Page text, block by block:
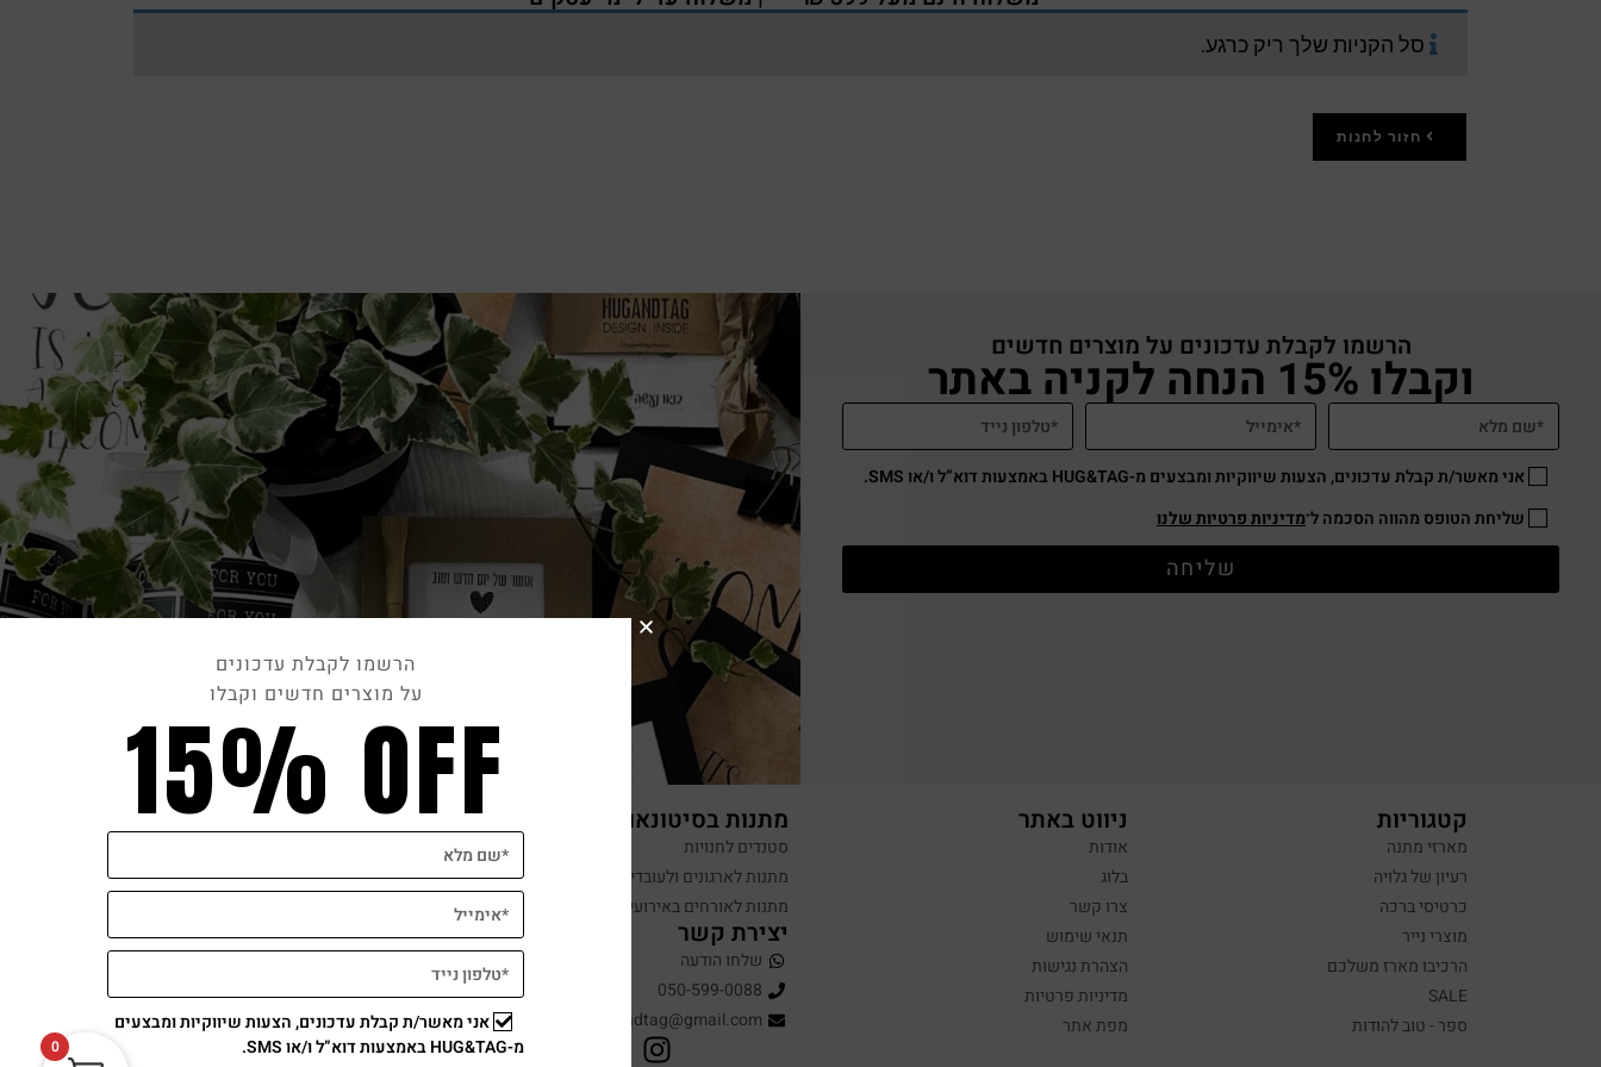
סל הקניות שלך ריק כרגע.
חזור לחנות
הרשמו לקבלת עדכונים על מוצרים חדשים
וקבלו 15% הנחה לקניה באתר
אני מאשר/ת קבלת עדכונים, הצעות שיווקיות ומבצעים מ-HUG&TAG באמצעות דוא”ל ו/או SMS.
שליחת הטופס מהווה הסכמה ל־מדיניות פרטיות שלנו
שליחה
קטגוריות
מארזי מתנה
רעיון של גלויה
כרטיסי ברכה
מוצרי נייר
הרכיבו מארז משלכם
SALE
ספר - טוב להודות
ניווט באתר
אודות
בלוג
צרו קשר
תנאי שימוש
הצהרת נגישות
מדיניות פרטיות
מפת אתר
מתנות בסיטונאות
סטנדים לחנויות
מתנות לארגונים ולעובדים
מתנות לאורחים באירועים
יצירת קשר
שלחו הודעה
050-599-0088
hugandtag@gmail.com
תשלום מאובטח
0
הרשמו לקבלת עדכונים
על מוצרים חדשים וקבלו
15% OFF
אני מאשר/ת קבלת עדכונים, הצעות שיווקיות ומבצעים
מ-HUG&TAG באמצעות דוא”ל ו/או SMS.